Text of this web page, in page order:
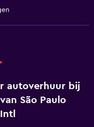
autoverhuur bij
São Paulo